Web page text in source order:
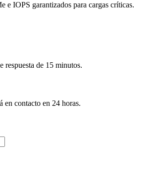
IOPS garantizados para cargas críticas.
respuesta de 15 minutos.
en contacto en 24 horas.